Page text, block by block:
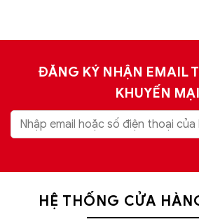
ĐĂNG KÝ NHẬN EMAIL
KHUYẾN MẠI
HỆ THỐNG CỬA